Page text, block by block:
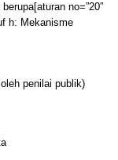
no=”20″
h: Mekanisme
penilai publik)